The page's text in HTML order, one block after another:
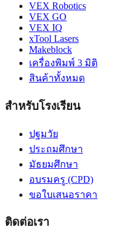
VEX Robotics
VEX GO
VEX IQ
xTool Lasers
Makeblock
เครื่องพิมพ์ 3 มิติ
สินค้าทั้งหมด
สำหรับโรงเรียน
ปฐมวัย
ประถมศึกษา
มัธยมศึกษา
อบรมครู (CPD)
ขอใบเสนอราคา
ติดต่อเรา